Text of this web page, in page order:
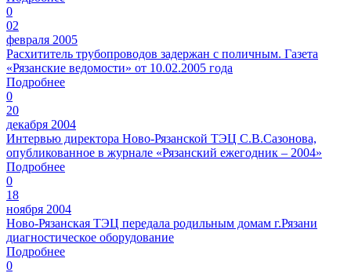
0
02
февраля 2005
Расхититель трубопроводов задержан с поличным. Газета
«Рязанские ведомости» от 10.02.2005 года
Подробнее
0
20
декабря 2004
Интервью директора Ново-Рязанской ТЭЦ С.В.Сазонова,
опубликованное в журнале «Рязанский ежегодник – 2004»
Подробнее
0
18
ноября 2004
Ново-Рязанская ТЭЦ передала родильным домам г.Рязани
диагностическое оборудование
Подробнее
0